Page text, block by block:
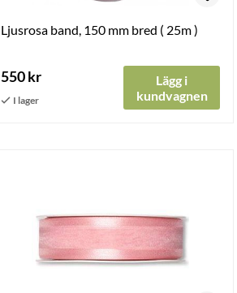
Ljusrosa band, 150 mm bred ( 25m )
550 kr
Lägg i
kundvagnen